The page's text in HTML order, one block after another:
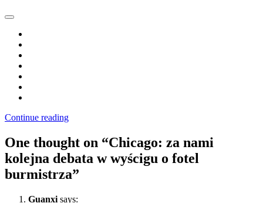
Continue reading
One thought on “Chicago: za nami
kolejna debata w wyścigu o fotel
burmistrza”
Guanxi says: